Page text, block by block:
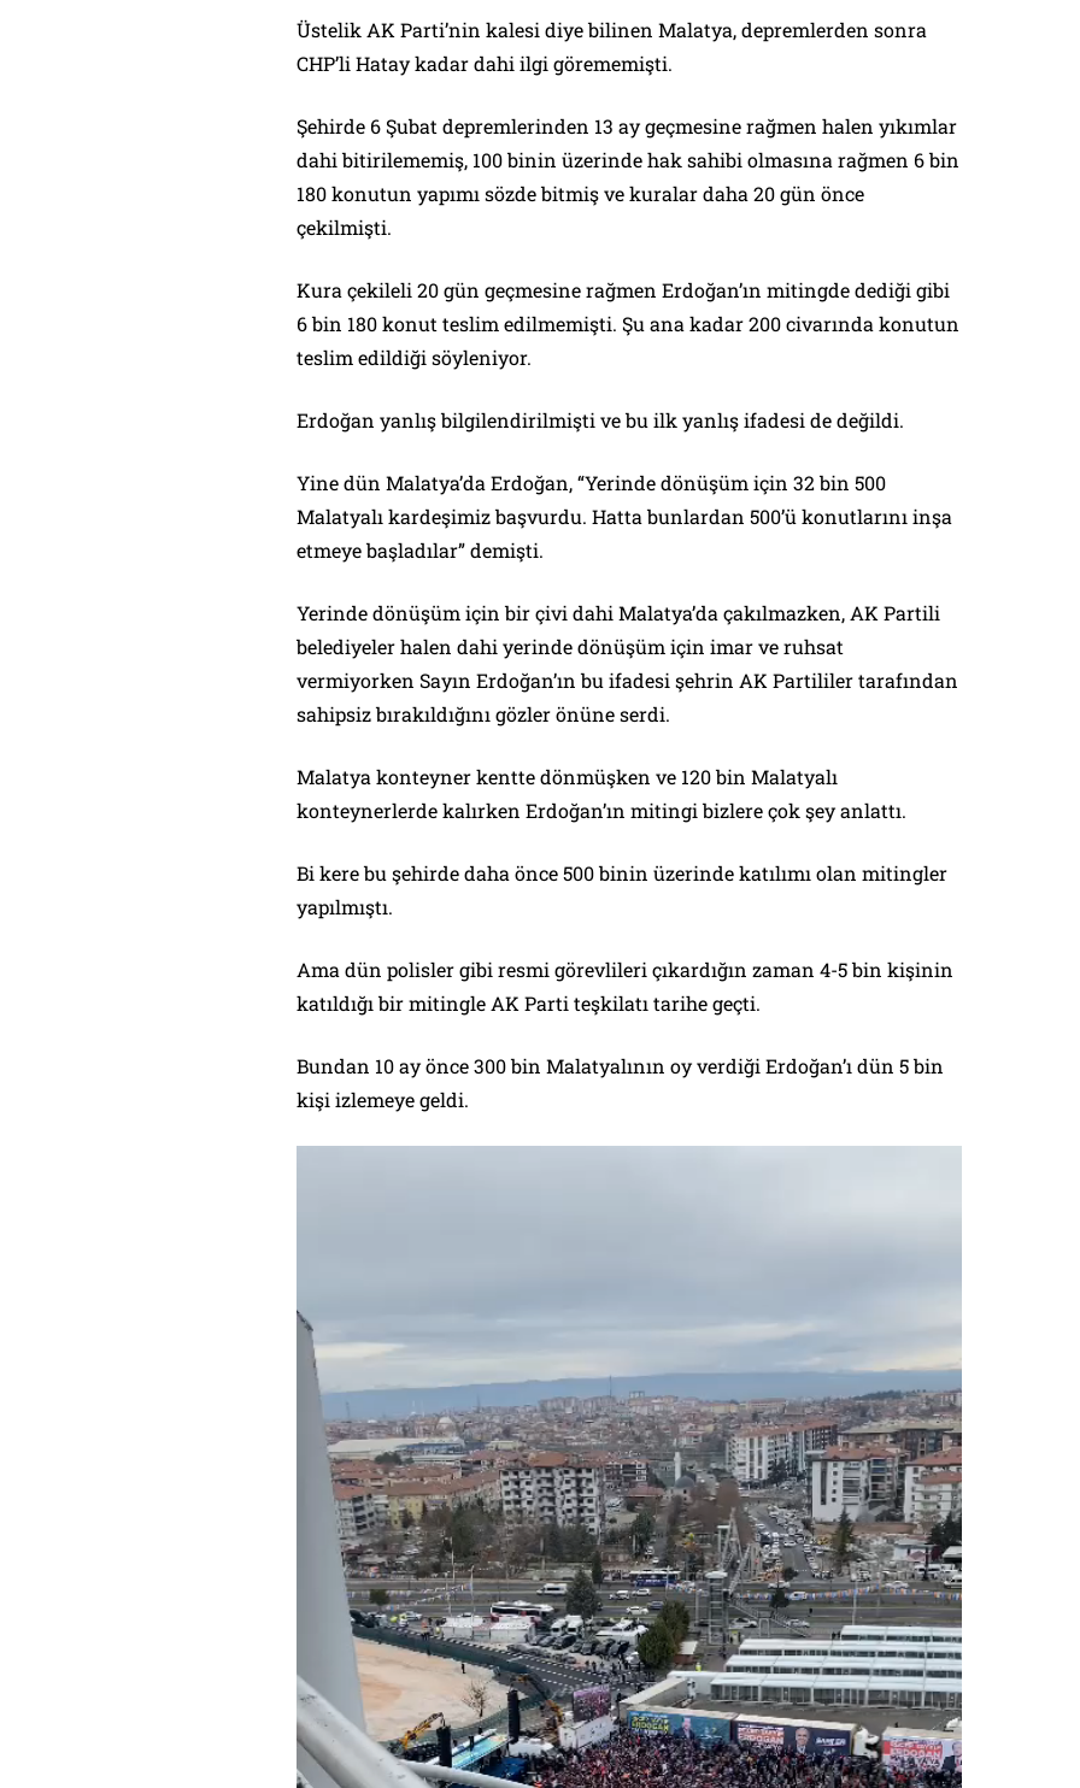
Üstelik AK Parti’nin kalesi diye bilinen Malatya, depremlerden sonra
CHP’li Hatay kadar dahi ilgi görememişti.
Şehirde 6 Şubat depremlerinden 13 ay geçmesine rağmen halen yıkımlar
dahi bitirilememiş, 100 binin üzerinde hak sahibi olmasına rağmen 6 bin
180 konutun yapımı sözde bitmiş ve kuralar daha 20 gün önce
çekilmişti.
Kura çekileli 20 gün geçmesine rağmen Erdoğan’ın mitingde dediği gibi
6 bin 180 konut teslim edilmemişti. Şu ana kadar 200 civarında konutun
teslim edildiği söyleniyor.
Erdoğan yanlış bilgilendirilmişti ve bu ilk yanlış ifadesi de değildi.
Yine dün Malatya’da Erdoğan, “Yerinde dönüşüm için 32 bin 500
Malatyalı kardeşimiz başvurdu. Hatta bunlardan 500’ü konutlarını inşa
etmeye başladılar” demişti.
Yerinde dönüşüm için bir çivi dahi Malatya’da çakılmazken, AK Partili
belediyeler halen dahi yerinde dönüşüm için imar ve ruhsat
vermiyorken Sayın Erdoğan’ın bu ifadesi şehrin AK Partililer tarafından
sahipsiz bırakıldığını gözler önüne serdi.
Malatya konteyner kentte dönmüşken ve 120 bin Malatyalı
konteynerlerde kalırken Erdoğan’ın mitingi bizlere çok şey anlattı.
Bi kere bu şehirde daha önce 500 binin üzerinde katılımı olan mitingler
yapılmıştı.
Ama dün polisler gibi resmi görevlileri çıkardığın zaman 4-5 bin kişinin
katıldığı bir mitingle AK Parti teşkilatı tarihe geçti.
Bundan 10 ay önce 300 bin Malatyalının oy verdiği Erdoğan’ı dün 5 bin
kişi izlemeye geldi.